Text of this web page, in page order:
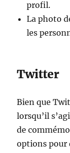
profil.
La photo
les
Twitter
Bien que
lorsqu’il
de
options pour